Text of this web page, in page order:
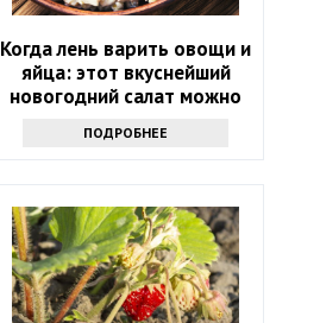
Когда лень варить овощи и
яйца: этот вкуснейший
новогодний салат можно
ПОДРОБНЕЕ